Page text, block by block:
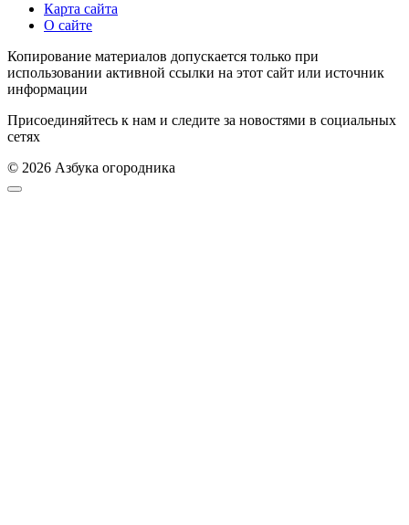
Карта сайта
О сайте
Копирование материалов допускается только при
использовании активной ссылки на этот сайт или источник
информации
Присоединяйтесь к нам и следите за новостями в социальных
сетях
© 2026 Азбука огородника